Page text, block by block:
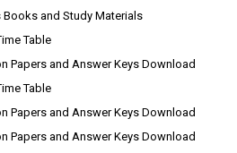
Books and Study Materials
Table
Papers and Answer Keys Download
Table
Papers and Answer Keys Download
Papers and Answer Keys Download